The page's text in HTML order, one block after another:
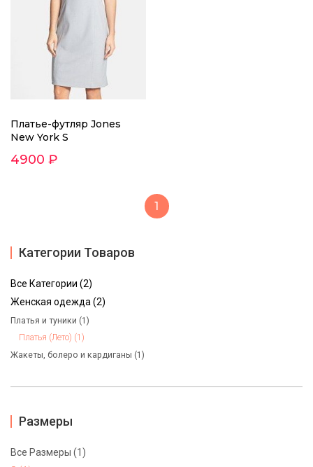
Платье-футляр Jones
New York S
4900 ₽
1
Категории Товаров
Все Категории (2)
Женская одежда (2)
Платья и туники (1)
Платья (Лето) (1)
Жакеты, болеро и кардиганы (1)
Размеры
Все Размеры (1)